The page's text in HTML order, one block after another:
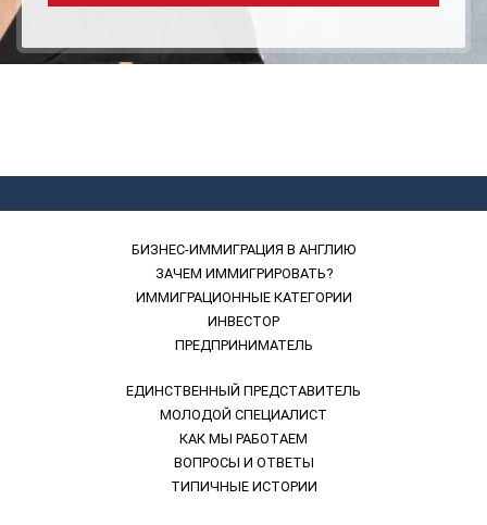
БИЗНЕС-ИММИГРАЦИЯ В АНГЛИЮ
ЗАЧЕМ ИММИГРИРОВАТЬ?
ИММИГРАЦИОННЫЕ КАТЕГОРИИ
ИНВЕСТОР
ПРЕДПРИНИМАТЕЛЬ
ЕДИНСТВЕННЫЙ ПРЕДСТАВИТЕЛЬ
МОЛОДОЙ СПЕЦИАЛИСТ
КАК МЫ РАБОТАЕМ
ВОПРОСЫ И ОТВЕТЫ
ТИПИЧНЫЕ ИСТОРИИ